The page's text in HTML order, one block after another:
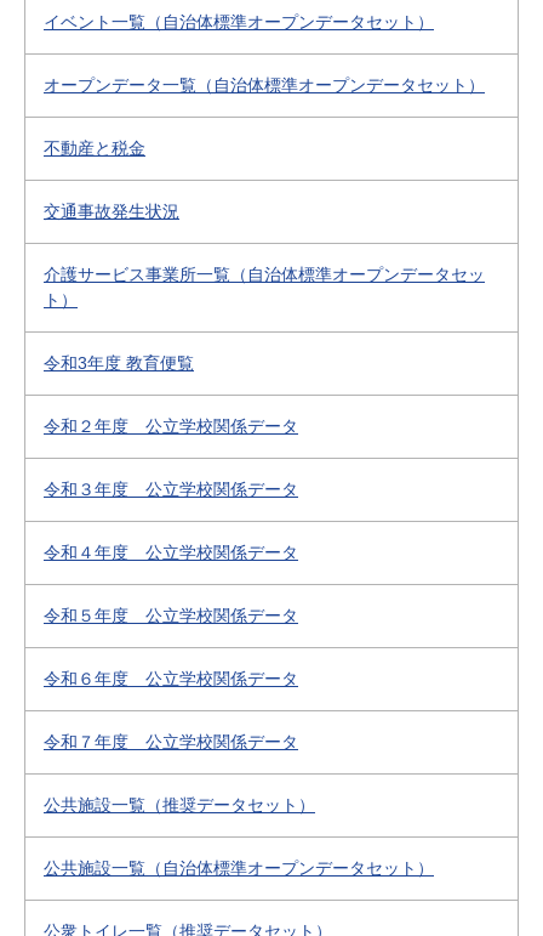
イベント一覧（自治体標準オープンデータセット）
オープンデータ一覧（自治体標準オープンデータセット）
不動産と税金
交通事故発生状況
介護サービス事業所一覧（自治体標準オープンデータセッ
ト）
令和3年度 教育便覧
令和２年度 公立学校関係データ
令和３年度 公立学校関係データ
令和４年度 公立学校関係データ
令和５年度 公立学校関係データ
令和６年度 公立学校関係データ
令和７年度 公立学校関係データ
公共施設一覧（推奨データセット）
公共施設一覧（自治体標準オープンデータセット）
公衆トイレ一覧（推奨データセット）